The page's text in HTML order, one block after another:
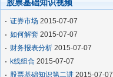
股票基础知识视频
证券市场 2015-07-07
如何解套 2015-07-07
财务报表分析 2015-07-07
k线组合 2015-07-07
股票基础知识第二讲 2015-07-07